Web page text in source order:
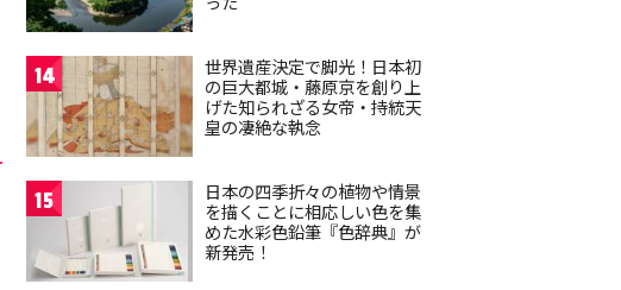
14
世界遺産決定で脚光！日本初
の巨大都城・藤原京を創り上
げた知られざる女帝・持統天
皇の凄絶な執念
15
日本の四季折々の植物や情景
を描くことに相応しい色を集
めた水彩色鉛筆『色辞典』が
新発売！